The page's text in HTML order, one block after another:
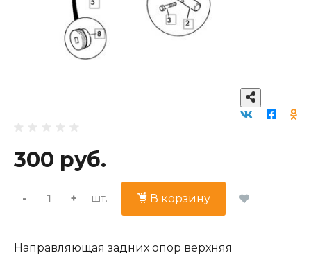
300 руб.
- + шт. В корзину
Направляющая задних опор верхняя